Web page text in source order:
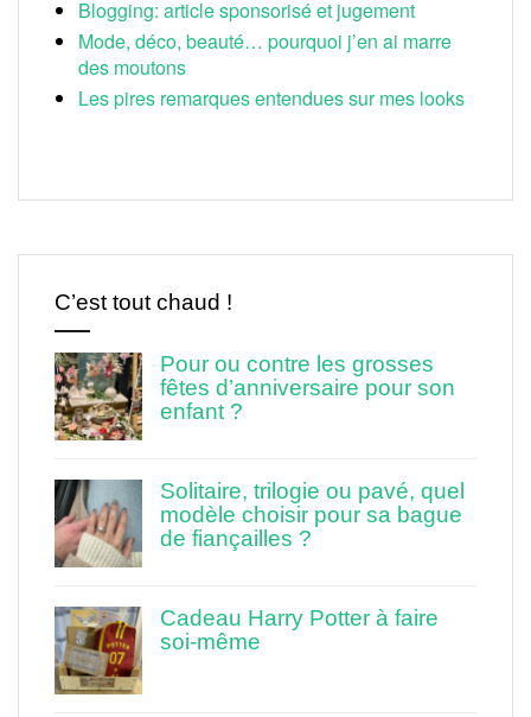
Blogging: article sponsorisé et jugement
Mode, déco, beauté… pourquoi j’en ai marre
des moutons
Les pires remarques entendues sur mes looks
C’est tout chaud !
Pour ou contre les grosses
fêtes d’anniversaire pour son
enfant ?
Solitaire, trilogie ou pavé, quel
modèle choisir pour sa bague
de fiançailles ?
Cadeau Harry Potter à faire
soi-même